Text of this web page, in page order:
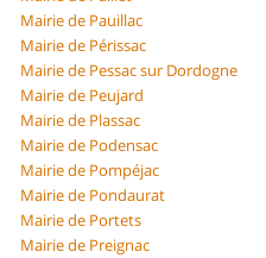
Mairie de Pauillac
Mairie de Périssac
Mairie de Pessac sur Dordogne
Mairie de Peujard
Mairie de Plassac
Mairie de Podensac
Mairie de Pompéjac
Mairie de Pondaurat
Mairie de Portets
Mairie de Preignac